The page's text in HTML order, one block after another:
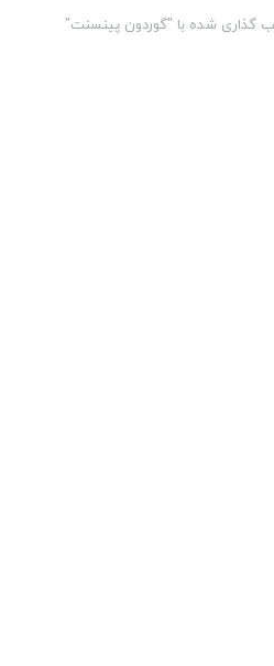
گذاری شده با "گوردون پینسنت"